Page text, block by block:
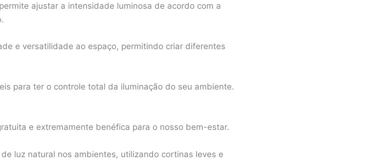
ajustar a intensidade luminosa de acordo com a
e versatilidade ao espaço, permitindo criar diferentes
para ter o controle total da iluminação do seu ambiente.
e extremamente benéfica para o nosso bem-estar.
luz natural nos ambientes, utilizando cortinas leves e